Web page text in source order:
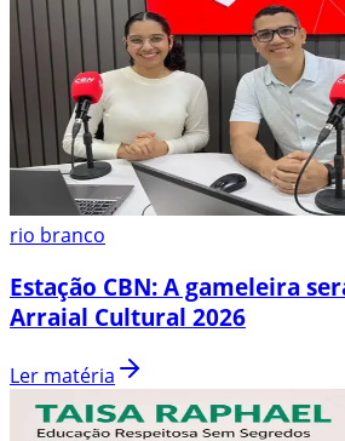
rio branco
Estação CBN: A gameleira
Arraial Cultural 2026
Ler matéria